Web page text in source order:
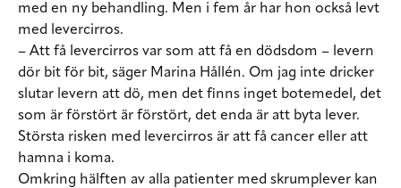
med en ny behandling. Men i fem år har hon också levt
med levercirros.
– Att få levercirros var som att få en dödsdom – levern
dör bit för bit, säger Marina Hållén. Om jag inte dricker
slutar levern att dö, men det finns inget botemedel, det
som är förstört är förstört, det enda är att byta lever.
Största risken med levercirros är att få cancer eller att
hamna i koma.
Omkring hälften av alla patienter med skrumplever kan